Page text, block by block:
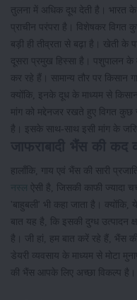
तुलना में अधिक दूध देती है। भारत के
प्राचीन परंपरा है। विशेषकर
बड़ी ही तीव्रता से बढ़ा है। खेती के
दूसरा प्रमुख हिस्सा है। पशुपालन के
कर रहे हैं। सामान्य तौर पर किसान
क्योंकि, इनके दूध के माध्यम से
मांग को मद्देनजर रखते हुए विगत
है। इसके साथ-साथ इसी मांग के
हालाँकि, गाय एवं भैंस की सारी
नस्ल ऐसी है, जिसकी काफी ज्यादा
'बाहुबली' भी कहा जाता है।
बात यह है, कि इसकी दुग्ध उत्पादन
है। जी हां, हम बात करें रहे हैं, भैंस
डेयरी व्यवसाय के माध्यम से मोटा
की भैंस आपके लिए अच्छा विकल्प है।